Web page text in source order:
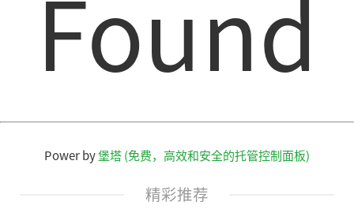
Found
Power by堡塔 (免费，高效和安全的托管控制面板)
精彩推荐